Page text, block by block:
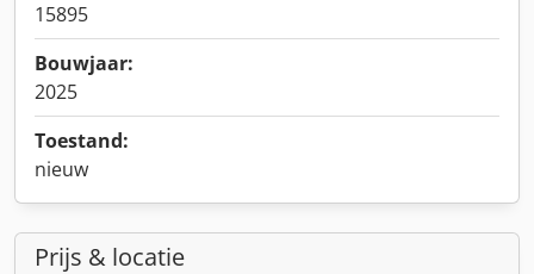
15895
Bouwjaar:
2025
Toestand:
nieuw
Prijs & locatie